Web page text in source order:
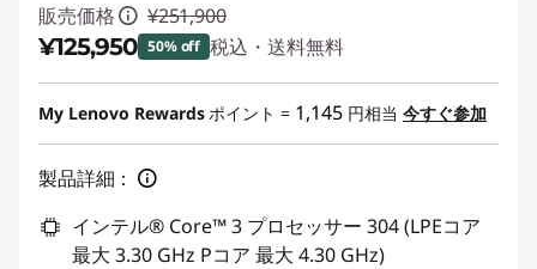
販売価格 ¥251,900
¥125,950 50% off 税込・送料無料
特別割引 :-¥125,950
My Lenovo Rewardsポイント = 1,145 円相当 今すぐ参加
製品詳細：
インテル® Core™ 3 プロセッサー 304 (LPEコア
最大 3.30 GHz Pコア 最大 4.30 GHz)